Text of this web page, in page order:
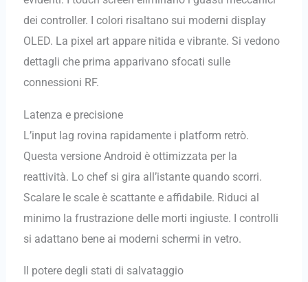
dei controller. I colori risaltano sui moderni display
OLED. La pixel art appare nitida e vibrante. Si vedono
dettagli che prima apparivano sfocati sulle
connessioni RF.
Latenza e precisione
L’input lag rovina rapidamente i platform retrò.
Questa versione Android è ottimizzata per la
reattività. Lo chef si gira all’istante quando scorri.
Scalare le scale è scattante e affidabile. Riduci al
minimo la frustrazione delle morti ingiuste. I controlli
si adattano bene ai moderni schermi in vetro.
Il potere degli stati di salvataggio